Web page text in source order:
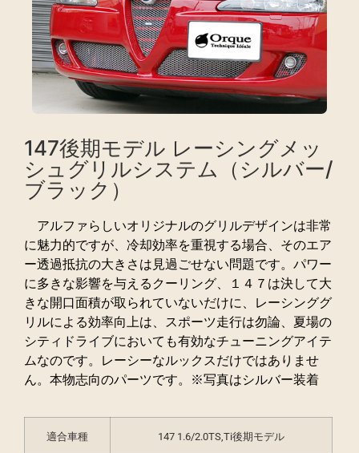
147後期モデル レーシングメッ
シュグリルシステム（シルバー/
ブラック）
アルファらしいオリジナルのグリルデザインは非常
に魅力的ですが、冷却効率を重視する場合、そのエア
ー透過抵抗の大きさは見過ごせない問題です。パワー
に多きな影響を与えるクーリング、１４７は決して大
きな開口面積が取られていないだけに、レーシンググ
リルによる効率向上は、スポーツ走行は勿論、夏場の
シティドライブにおいても有効なチューニングアイテ
ムなのです。レーシーなルックスだけではありませ
ん。本物志向のパーツです。※写真はシルバー装着
適合車種 147 1.6/2.0TS,Ti後期モデル